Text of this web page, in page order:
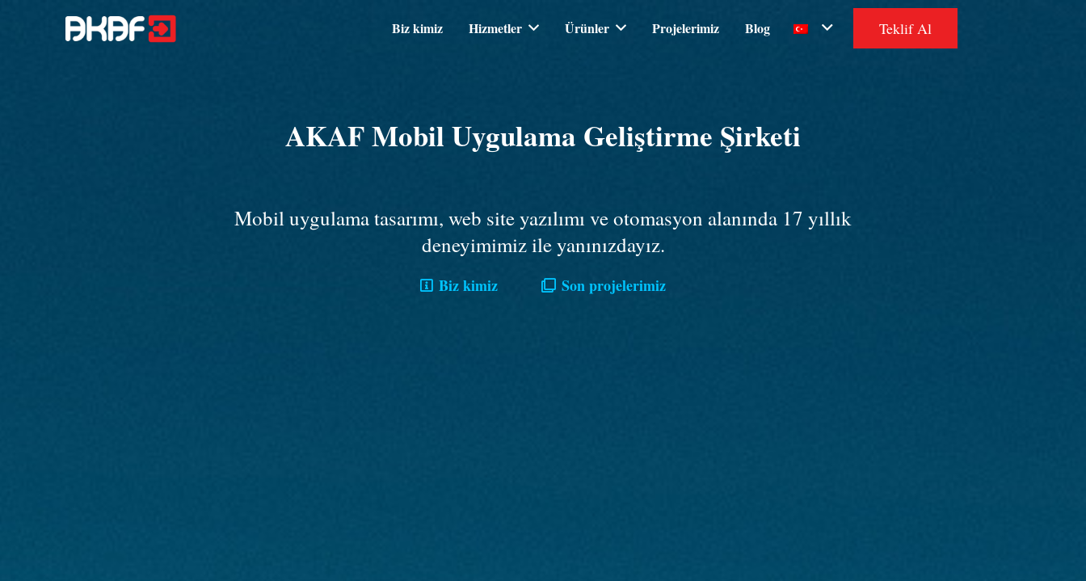
Biz kimiz Hizmetler Ürünler Projelerimiz Blog Teklif Al
AKAF Mobil Uygulama Geliştirme Şirketi
Mobil uygulama tasarımı, web site yazılımı ve otomasyon alanında 17 yıllık
deneyimimiz ile yanınızdayız.
Biz kimiz Son projelerimiz